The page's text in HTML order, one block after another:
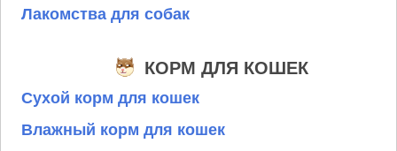
Лакомства для собак
КОРМ ДЛЯ КОШЕК
Сухой корм для кошек
Влажный корм для кошек